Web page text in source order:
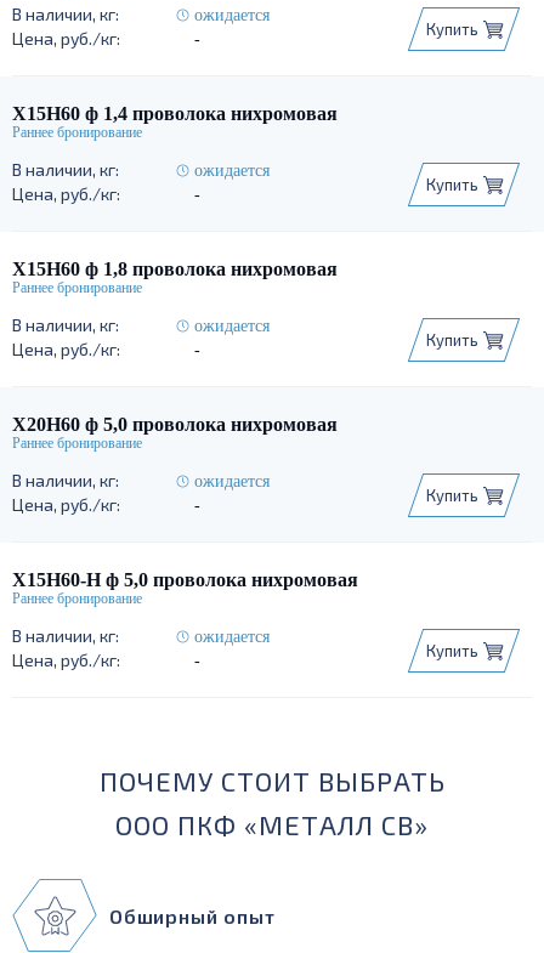
ожидается
-
Купить
Х15Н60 ф 1,4 проволока нихромовая
ожидается
-
Купить
Х15Н60 ф 1,8 проволока нихромовая
ожидается
-
Купить
Х20Н60 ф 5,0 проволока нихромовая
ожидается
-
Купить
Х15Н60-Н ф 5,0 проволока нихромовая
ожидается
-
Купить
ПОЧЕМУ СТОИТ ВЫБРАТЬ
ООО ПКФ «МЕТАЛЛ СВ»
Обширный опыт